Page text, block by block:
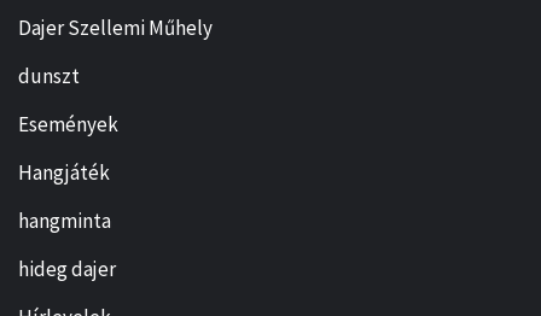
Dajer Szellemi Műhely
dunszt
Események
Hangjáték
hangminta
hideg dajer